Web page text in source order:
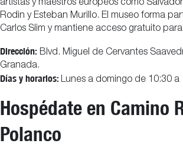
artistas y maestros europeos como
Rodin y Esteban Murillo. El museo forma
Carlos Slim y mantiene acceso gratuito
Dirección: Blvd. Miguel de Cervantes
Granada.
Días y horarios: Lunes a domingo de 10:30 a
Hospédate en Camino
Polanco